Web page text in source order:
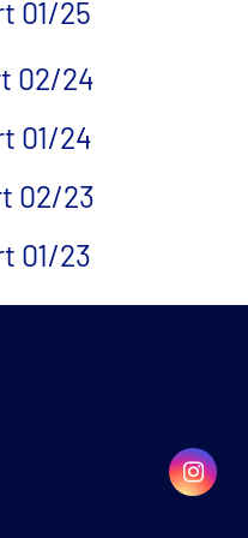
01/25
02/24
01/24
02/23
01/23